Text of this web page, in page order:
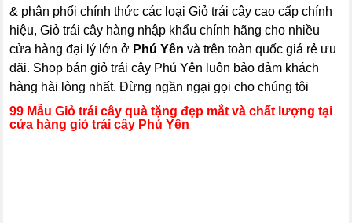
& phân phối chính thức các loại Giỏ trái cây cao cấp chính
hiệu, Giỏ trái cây hàng nhập khẩu chính hãng cho nhiều
cửa hàng đại lý lớn ở Phú Yên và trên toàn quốc giá rẻ ưu
đãi. Shop bán giỏ trái cây Phú Yên luôn bảo đảm khách
hàng hài lòng nhất. Đừng ngần ngại gọi cho chúng tôi
99 Mẫu Giỏ trái cây quà tặng đẹp mắt và chất lượng tại
cửa hàng giỏ trái cây Phú Yên